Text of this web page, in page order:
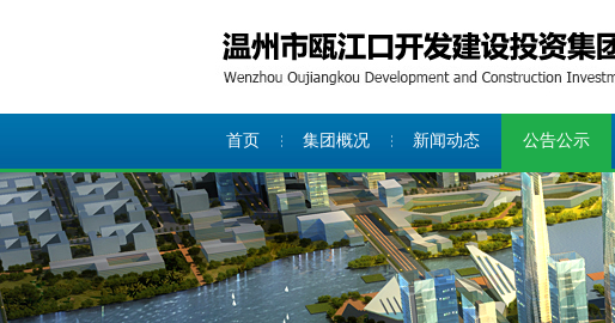
首页 集团概况 新闻动态 公告公示